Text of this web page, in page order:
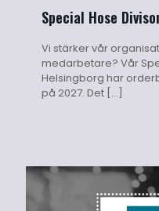
Special Hose
Vi stärker vår
medarbetare? Vår
Helsingborg har
på 2027. Det […]